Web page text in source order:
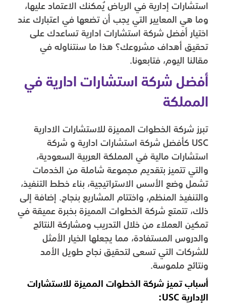
استشارات إدارية في الرياض يُمكنك الاعتماد عليها،
وما هي المعايير التي يجب أن تضعها في اعتبارك عند
اختيار أفضل شركة استشارات ادارية تساعدك على
تحقيق أهداف مشروعك؟ هذا ما سنتناوله في
مقالنا اليوم، فتابعونا.
أفضل شركة استشارات ادارية في
المملكة
تبرز شركة الخطوات المميزة للاستشارات الادارية
USC كأفضل شركة استشارات ادارية و شركة
استشارات مالية في المملكة العربية السعودية،
والتي تتميز بتقديم مجموعة شاملة من الخدمات
تشمل وضع الأسس الاستراتيجية، بناء خطط التنفيذ،
والتنفيذ المنظم، واختتام المشاريع بنجاح. إضافة إلى
ذلك، تتمتع شركة الخطوات المميزة بخبرة عميقة في
تمكين العملاء من خلال التدريب ومشاركة النتائج
والدروس المستفادة، مما يجعلها الخيار الأمثل
للشركات التي تسعى لتحقيق نجاح طويل الأمد
ونتائج ملموسة.
أسباب تميز شركة الخطوات المميزة للاستشارات
الإدارية USC: